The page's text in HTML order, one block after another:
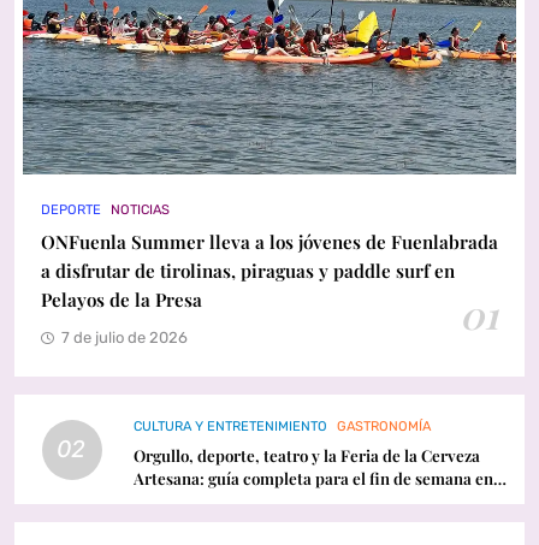
DEPORTE NOTICIAS
ONFuenla Summer lleva a los jóvenes de Fuenlabrada
a disfrutar de tirolinas, piraguas y paddle surf en
Pelayos de la Presa
01
7 de julio de 2026
02
CULTURA Y ENTRETENIMIENTO GASTRONOMÍA
Orgullo, deporte, teatro y la Feria de la Cerveza
Artesana: guía completa para el fin de semana en
Fuenlabrada